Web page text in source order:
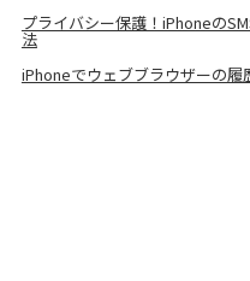
プライバシー保護！iPhoneの
法
iPhoneでウェブブラウザーの